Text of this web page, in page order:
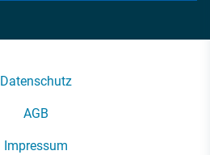
Datenschutz
AGB
Impressum